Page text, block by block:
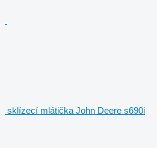
sklízecí mlátička John Deere s690i